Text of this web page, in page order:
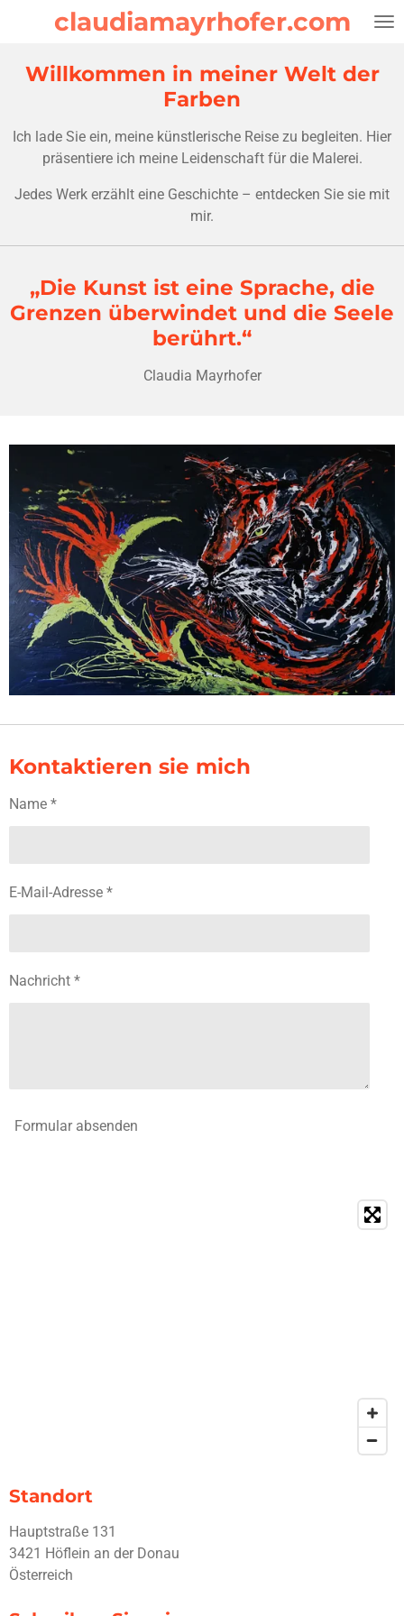
springen
claudiamayrhofer.com
Willkommen in meiner Welt der
Farben
Ich lade Sie ein, meine künstlerische Reise zu begleiten. Hier
präsentiere ich meine Leidenschaft für die Malerei.
Jedes Werk erzählt eine Geschichte – entdecken Sie sie mit
mir.
„Die Kunst ist eine Sprache, die
Grenzen überwindet und die Seele
berührt.“
Claudia Mayrhofer
Kontaktieren sie mich
Name *
E-Mail-Adresse *
Nachricht *
Formular absenden
Standort
Hauptstraße 131
3421 Höflein an der Donau
Österreich